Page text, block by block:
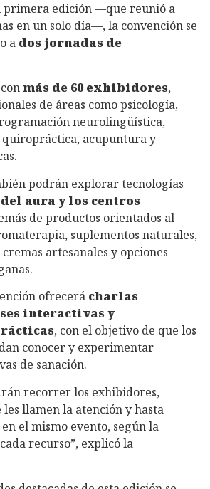
primera edición —que reunió a
en un solo día—, la convención se
a dos jornadas de
más de 60 exhibidores,
de áreas como psicología,
neurolingüística,
acupuntura y
podrán explorar tecnologías
aura y los centros
de productos orientados al
suplementos naturales,
artesanales y opciones
ofrecerá charlas
interactivas y
, con el objetivo de que los
conocer y experimentar
de sanación.
recorrer los exhibidores,
llamen la atención y hasta
el mismo evento, según la
recurso”, explicó la